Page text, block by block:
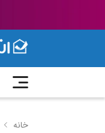
خانه